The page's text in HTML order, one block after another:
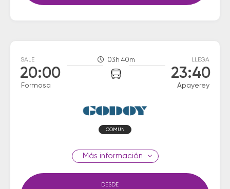
SALE
20:00
Formosa
03h 40m LLEGA
23:40
Apayerey
COMUN
información
DESDE